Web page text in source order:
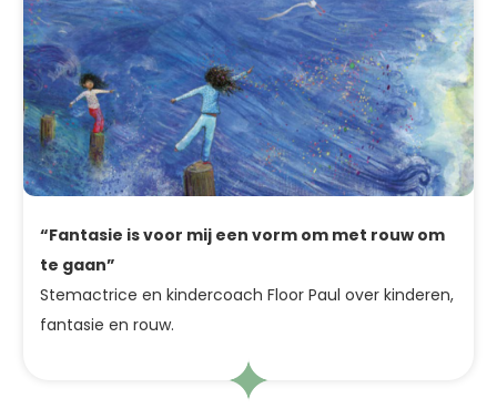
“Fantasie is voor mij een vorm om met rouw om
te gaan”
Stemactrice en kindercoach Floor Paul over kinderen,
fantasie en rouw.